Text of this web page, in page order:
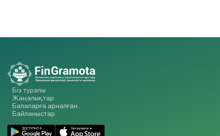
Біз туралы
Жаңалықтар
Балаларға арналған
Байланыстар